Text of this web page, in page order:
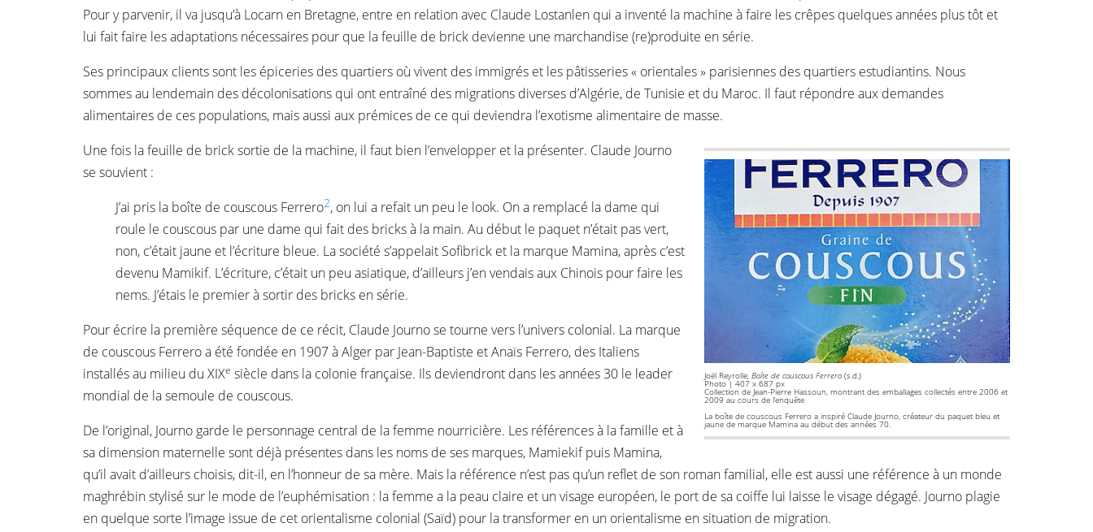
Pour y parvenir, il va jusqu’à Locarn en Bretagne, entre en relation avec Claude Lostanlen qui a inventé la machine à faire les crêpes quelques années plus tôt et
lui fait faire les adaptations nécessaires pour que la feuille de brick devienne une marchandise (re)produite en série.
Ses principaux clients sont les épiceries des quartiers où vivent des immigrés et les pâtisseries « orientales » parisiennes des quartiers estudiantins. Nous
sommes au lendemain des décolonisations qui ont entraîné des migrations diverses d’Algérie, de Tunisie et du Maroc. Il faut répondre aux demandes
alimentaires de ces populations, mais aussi aux prémices de ce qui deviendra l’exotisme alimentaire de masse.
Joël Reyrolle, Boîte de couscous Ferrero(s.d.)
Photo | 407 x 687 px
Collection de Jean-Pierre Hassoun, montrant des emballages collectés entre 2006 et
2009 au cours de l’enquête
La boîte de couscous Ferrero a inspiré Claude Journo, créateur du paquet bleu et
jaune de marque Mamina au début des années 70.
Une fois la feuille de brick sortie de la machine, il faut bien l’envelopper et la présenter. Claude Journo
se souvient :
J’ai pris la boîte de couscous Ferrero2, on lui a refait un peu le look. On a remplacé la dame qui
roule le couscous par une dame qui fait des bricks à la main. Au début le paquet n’était pas vert,
non, c’était jaune et l’écriture bleue. La société s’appelait Sofibrick et la marque Mamina, après c’est
devenu Mamikif. L’écriture, c’était un peu asiatique, d’ailleurs j’en vendais aux Chinois pour faire les
nems. J’étais le premier à sortir des bricks en série.
Pour écrire la première séquence de ce récit, Claude Journo se tourne vers l’univers colonial. La marque
de couscous Ferrero a été fondée en 1907 à Alger par Jean-Baptiste et Anaïs Ferrero, des Italiens
installés au milieu du XIXe siècle dans la colonie française. Ils deviendront dans les années 30 le leader
mondial de la semoule de couscous.
De l’original, Journo garde le personnage central de la femme nourricière. Les références à la famille et à
sa dimension maternelle sont déjà présentes dans les noms de ses marques, Mamiekif puis Mamina,
qu’il avait d’ailleurs choisis, dit-il, en l’honneur de sa mère. Mais la référence n’est pas qu’un reflet de son roman familial, elle est aussi une référence à un monde
maghrébin stylisé sur le mode de l’euphémisation : la femme a la peau claire et un visage européen, le port de sa coiffe lui laisse le visage dégagé. Journo plagie
en quelque sorte l’image issue de cet orientalisme colonial (Saïd) pour la transformer en un orientalisme en situation de migration.